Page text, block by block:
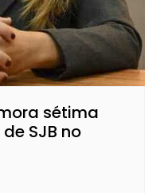
sétima
SJB no